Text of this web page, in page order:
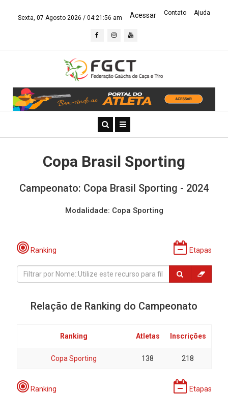
Sexta, 07 Agosto 2026 / 04:21:56 am Acessar Contato Ajuda
Copa Brasil Sporting
Campeonato: Copa Brasil Sporting - 2024
Modalidade: Copa Sporting
Ranking Etapas
Relação de Ranking do Campeonato
Ranking Atletas Inscrições
Copa Sporting 138 218
Ranking Etapas